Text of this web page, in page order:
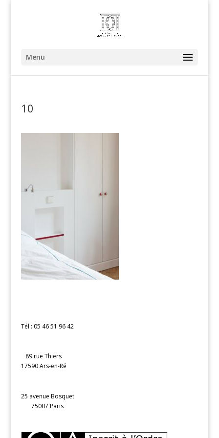
Menu
10
Tél : 05 46 51 96 42
89 rue Thiers
17590 Ars-en-Ré
25 avenue Bosquet
75007 Paris